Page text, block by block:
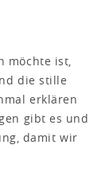
möchte ist,
die stille
erklären
gibt es und
damit wir